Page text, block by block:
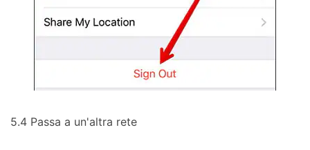
5.4 Passa a un'altra rete